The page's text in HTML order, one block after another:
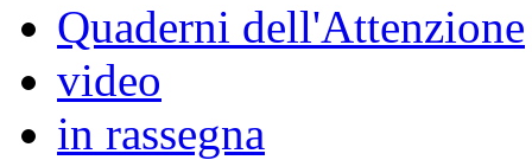
Quaderni dell'Attenzione
video
in rassegna